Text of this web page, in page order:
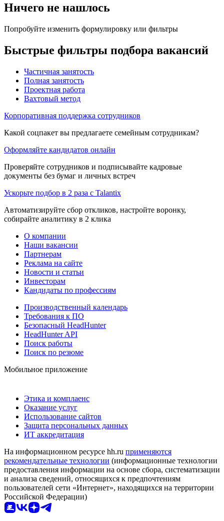
Ничего не нашлось
Попробуйте изменить формулировку или фильтры
Быстрые фильтры подбора вакансий
Частичная занятость
Полная занятость
Проектная работа
Вахтовый метод
Корпоративная поддержка сотрудников
Какой соцпакет вы предлагаете семейным сотрудникам?
Оформляйте кандидатов онлайн
Проверяйте сотрудников и подписывайте кадровые
документы без бумаг и личных встреч
Ускорьте подбор в 2 раза с Talantix
Автоматизируйте сбор откликов, настройте воронку,
собирайте аналитику в 2 клика
О компании
Наши вакансии
Партнерам
Реклама на сайте
Новости и статьи
Инвесторам
Кандидаты по профессиям
Производственный календарь
Требования к ПО
Безопасный HeadHunter
HeadHunter API
Поиск работы
Поиск по резюме
Мобильное приложение
Этика и комплаенс
Оказание услуг
Использование сайтов
Защита персональных данных
ИТ аккредитация
На информационном ресурсе hh.ru применяются
рекомендательные технологии (информационные технологии
предоставления информации на основе сбора, систематизации
и анализа сведений, относящихся к предпочтениям
пользователей сети «Интернет», находящихся на территории
Российской Федерации)